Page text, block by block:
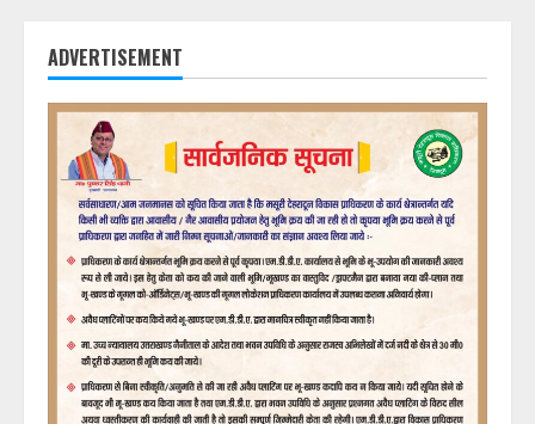
ADVERTISEMENT